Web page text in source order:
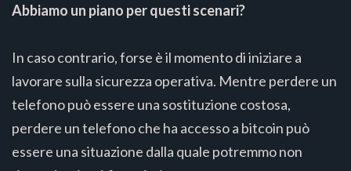
Abbiamo un piano per questi scenari?
In caso contrario, forse è il momento di iniziare a
lavorare sulla sicurezza operativa. Mentre perdere un
telefono può essere una sostituzione costosa,
perdere un telefono che ha accesso a bitcoin può
essere una situazione dalla quale potremmo non